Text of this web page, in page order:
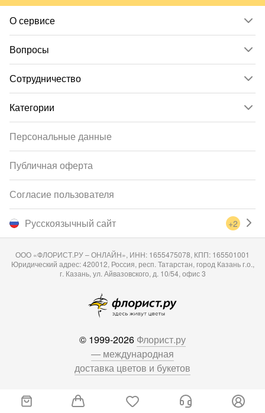
О сервисе
Вопросы
Сотрудничество
Категории
Русскоязычный сайт +2
Персональные данные
Публичная оферта
Согласие пользователя
ООО «ФЛОРИСТ.РУ – ОНЛАЙН», ИНН: 1655475078, КПП: 165501001
Юридический адрес: 420012, Россия, респ. Татарстан, город Казань г.о.,
г. Казань, ул. Айвазовского, д. 10/54, офис 3
© 1999-2026 Флорист.ру
— международная
доставка цветов и букетов